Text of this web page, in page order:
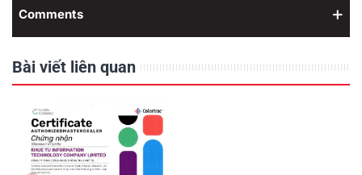
Comments
Bài viết liên quan